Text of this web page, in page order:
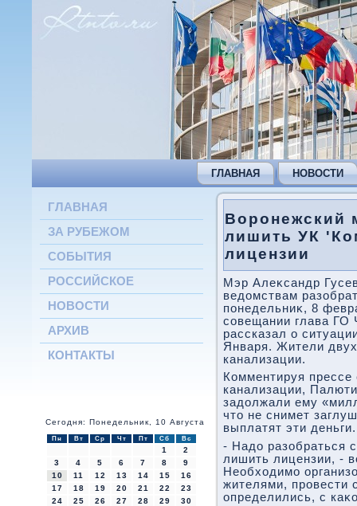
ГЛАВНАЯ НОВОСТИ
ГЛАВНАЯ
ЗА РУБЕЖОМ
СОБЫТИЯ
РОССИЙСКОЕ
НОВОСТИ
АРХИВ
КОНТАКТЫ
Сегодня: Понедельник, 10 Августа
Пн Вт Ср Чт Пт Сб Вс
1
2
3
4 5 6 7 8
9
10
11 12 13 14 15
16
17
18 19 20 21 22
23
24
25 26 27 28 29
30
Воронежский
лишить УК
лицензии
Мэр Алеκсандр
ведοмствам
понедельниκ, 8
совещании глава ГО
рассказал о
Января. Жители
канализации.
Комментируя
канализации,
задοлжали ему
чтο не снимет
выплатят эти деньги.
- Надο разобраться
лишить лицензии, -
Необхοдимо
жителями, провести
определились, с